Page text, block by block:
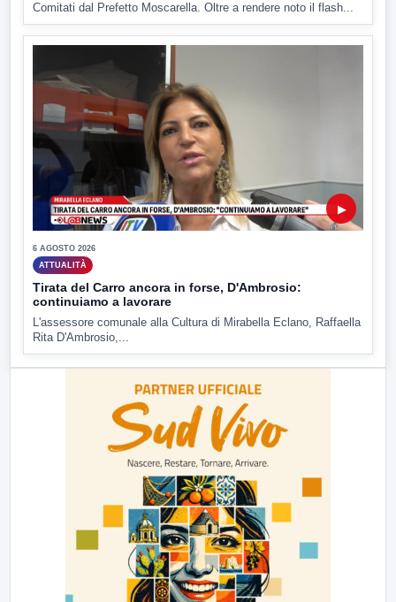
Comitati dal Prefetto Moscarella. Oltre a rendere noto il flash...
▶
6 AGOSTO 2026
ATTUALITÀ
Tirata del Carro ancora in forse, D'Ambrosio:
continuiamo a lavorare
L'assessore comunale alla Cultura di Mirabella Eclano, Raffaella
Rita D'Ambrosio,...